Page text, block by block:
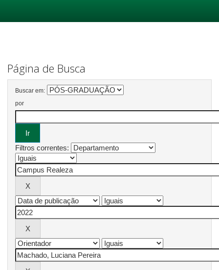
Página de Busca
Buscar em:
por
Filtros correntes: